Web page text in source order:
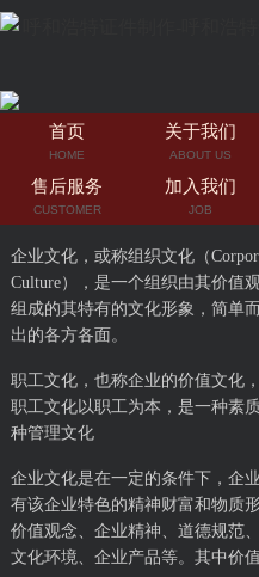
首页
HOME
关于我们
ABOUT US
售后服务
CUSTOMER
加入我们
JOB
企业文化，或称组织文化（
Culture），是一个组织由其价值
组成的其特有的文化形象，简单
出的各方各面。
职工文化，也称企业的价值文化
职工文化以职工为本，是一种素
种管理文化
企业文化是在一定的条件下，企
有该企业特色的精神财富和物质
价值观念、企业精神、道德规范
文化环境、企业产品等。其中价